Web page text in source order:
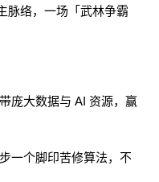
脉络，一场「武林争霸
庞大数据与 AI 资源，赢
一个脚印苦修算法，不